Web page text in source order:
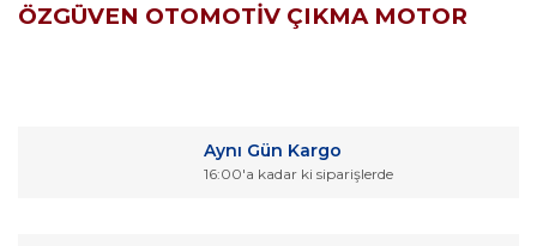
ÖZGÜVEN OTOMOTİV ÇIKMA MOTOR
Görüş ve önerileriniz için teşekkür ederiz.
Aynı Gün Kargo
16:00'a kadar ki siparişlerde